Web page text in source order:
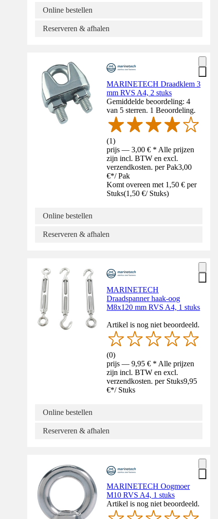
Online bestellen
Reserveren & afhalen
MARINETECH Draadklem 3
mm RVS A4, 2 stuks
Gemiddelde beoordeling: 4
van 5 sterren. 1 Beoordeling.
(1)
prijs — 3,00 € * Alle prijzen
zijn incl. BTW en excl.
verzendkosten. per Pak3,00
€*/ Pak
Komt overeen met 1,50 € per
Stuks(1,50 €/ Stuks)
Online bestellen
Reserveren & afhalen
MARINETECH
Draadspanner haak-oog
M8x120 mm RVS A4, 1 stuks
Artikel is nog niet beoordeeld.
(0)
prijs — 9,95 € * Alle prijzen
zijn incl. BTW en excl.
verzendkosten. per Stuks9,95
€*/ Stuks
Online bestellen
Reserveren & afhalen
MARINETECH Oogmoer
M10 RVS A4, 1 stuks
Artikel is nog niet beoordeeld.